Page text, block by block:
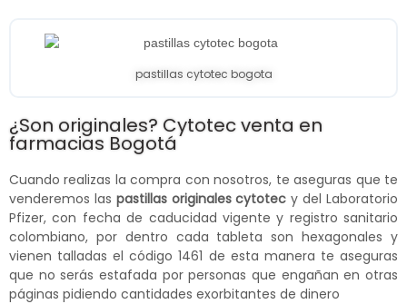
pastillas cytotec bogota
¿Son originales? Cytotec venta en
farmacias Bogotá
Cuando realizas la compra con nosotros, te aseguras que te
venderemos las pastillas originales cytotec y del Laboratorio
Pfizer, con fecha de caducidad vigente y registro sanitario
colombiano, por dentro cada tableta son hexagonales y
vienen talladas el código 1461 de esta manera te aseguras
que no serás estafada por personas que engañan en otras
páginas pidiendo cantidades exorbitantes de dinero